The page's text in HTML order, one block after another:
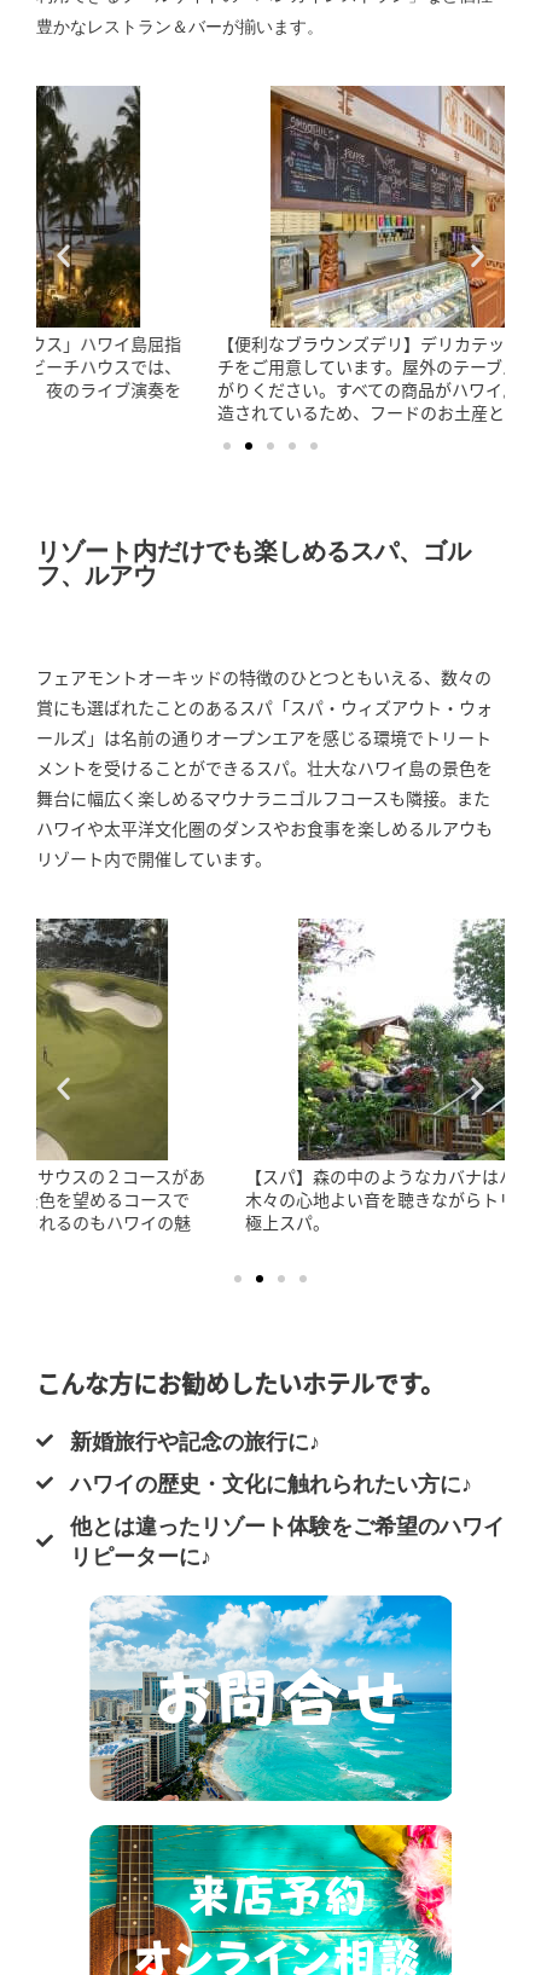
豊かなレストラン＆バーが揃います。
【便利なブラウンズデリ】デリカテッセン形式で朝食やラン
チをご用意しています。屋外のテーブルやビーチでお召し上
がりください。すべての商品がハワイ島またはハワイ州で製
造されているため、フードのお土産としてもおすすめです。
リゾート内だけでも楽しめるスパ、ゴル
フ、ルアウ
フェアモントオーキッドの特徴のひとつともいえる、数々の
賞にも選ばれたことのあるスパ「スパ・ウィズアウト・ウォ
ールズ」は名前の通りオープンエアを感じる環境でトリート
メントを受けることができるスパ。壮大なハワイ島の景色を
舞台に幅広く楽しめるマウナラニゴルフコースも隣接。また
ハワイや太平洋文化圏のダンスやお食事を楽しめるルアウも
リゾート内で開催しています。
【スパ】森の中のようなカバナはハワイの風を感じ、海や
木々の心地よい音を聴きながらトリートメントを受けられる
極上スパ。
こんな方にお勧めしたいホテルです。
新婚旅行や記念の旅行に♪
ハワイの歴史・文化に触れられたい方に♪
他とは違ったリゾート体験をご希望のハワイ
リピーターに♪